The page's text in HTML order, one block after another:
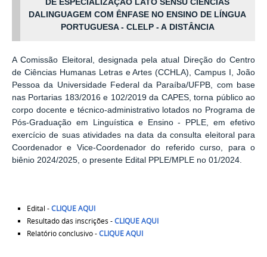
DE ESPECIALIZAÇÃO LATO SENSU CIÊNCIAS
DALINGUAGEM COM ÊNFASE NO ENSINO DE LÍNGUA
PORTUGUESA - CLELP - A DISTÂNCIA
A Comissão Eleitoral, designada pela atual Direção do Centro
de Ciências Humanas Letras e Artes (CCHLA), Campus I, João
Pessoa da Universidade Federal da Paraíba/UFPB, com base
nas Portarias 183/2016 e 102/2019 da CAPES, torna público ao
corpo docente e técnico-administrativo lotados no Programa de
Pós-Graduação em Linguística e Ensino - PPLE, em efetivo
exercício de suas atividades na data da consulta eleitoral para
Coordenador e Vice-Coordenador do referido curso, para o
biênio 2024/2025, o presente Edital PPLE/MPLE no 01/2024.
Edital -CLIQUE AQUI
Resultado das inscrições -CLIQUE AQUI
Relatório conclusivo -CLIQUE AQUI